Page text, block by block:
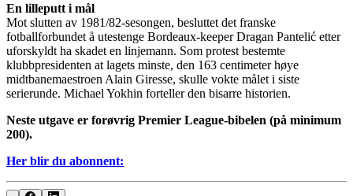
En lilleputt i mål
Mot slutten av 1981/82-sesongen, besluttet det franske
fotballforbundet å utestenge Bordeaux-keeper Dragan Pantelić etter
uforskyldt ha skadet en linjemann. Som protest bestemte
klubbpresidenten at lagets minste, den 163 centimeter høye
midtbanemaestroen Alain Giresse, skulle vokte målet i siste
serierunde. Michael Yokhin forteller den bisarre historien.
Neste utgave er forøvrig Premier League-bibelen (på minimum
200).
Her blir du abonnent: